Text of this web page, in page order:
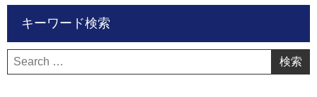
キーワード検索
検
索: